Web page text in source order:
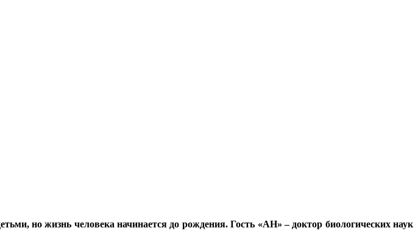
но жизнь человека начинается до рождения. Гость «АН» – доктор биологических наук